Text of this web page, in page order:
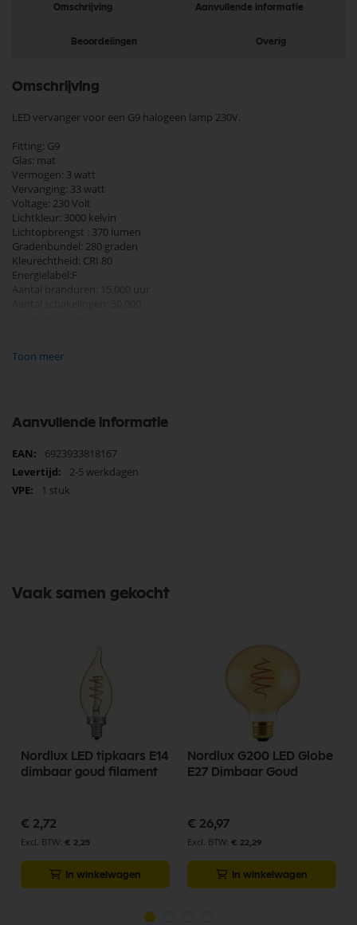
Omschrijving Aanvullende informatie
Beoordelingen Overig
Omschrijving
LED vervanger voor een G9 halogeen lamp 230V.
Fitting: G9
Glas: mat
Vermogen: 3 watt
Vervanging: 33 watt
Voltage: 230 Volt
Lichtkleur: 3000 kelvin
Lichtopbrengst : 370 lumen
Gradenbundel: 280 graden
Kleurechtheid: CRI 80
Energielabel:F
Aantal branduren: 15.000 uur
Hoogte 56 mm
Toon meer
Aanvullende informatie
Meer
informatie
6923933818167
2-5 werkdagen
1 stuk
Vaak samen gekocht
Nordlux LED tipkaars E14
dimbaar goud filament
€ 2,72
€ 2,25
In winkelwagen
Nordlux G200 LED Globe
E27 Dimbaar Goud
€ 26,97
€ 22,29
In winkelwagen